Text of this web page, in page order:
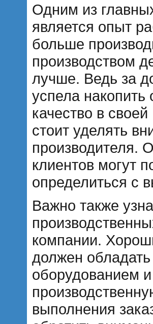
Одним из
является опыт
больше
производством
лучше. Ведь за
успела накопить
качество в
стоит уделять
производителя.
клиентов могут
определиться с
Важно также
компании.
должен
оборудованием
выполнения